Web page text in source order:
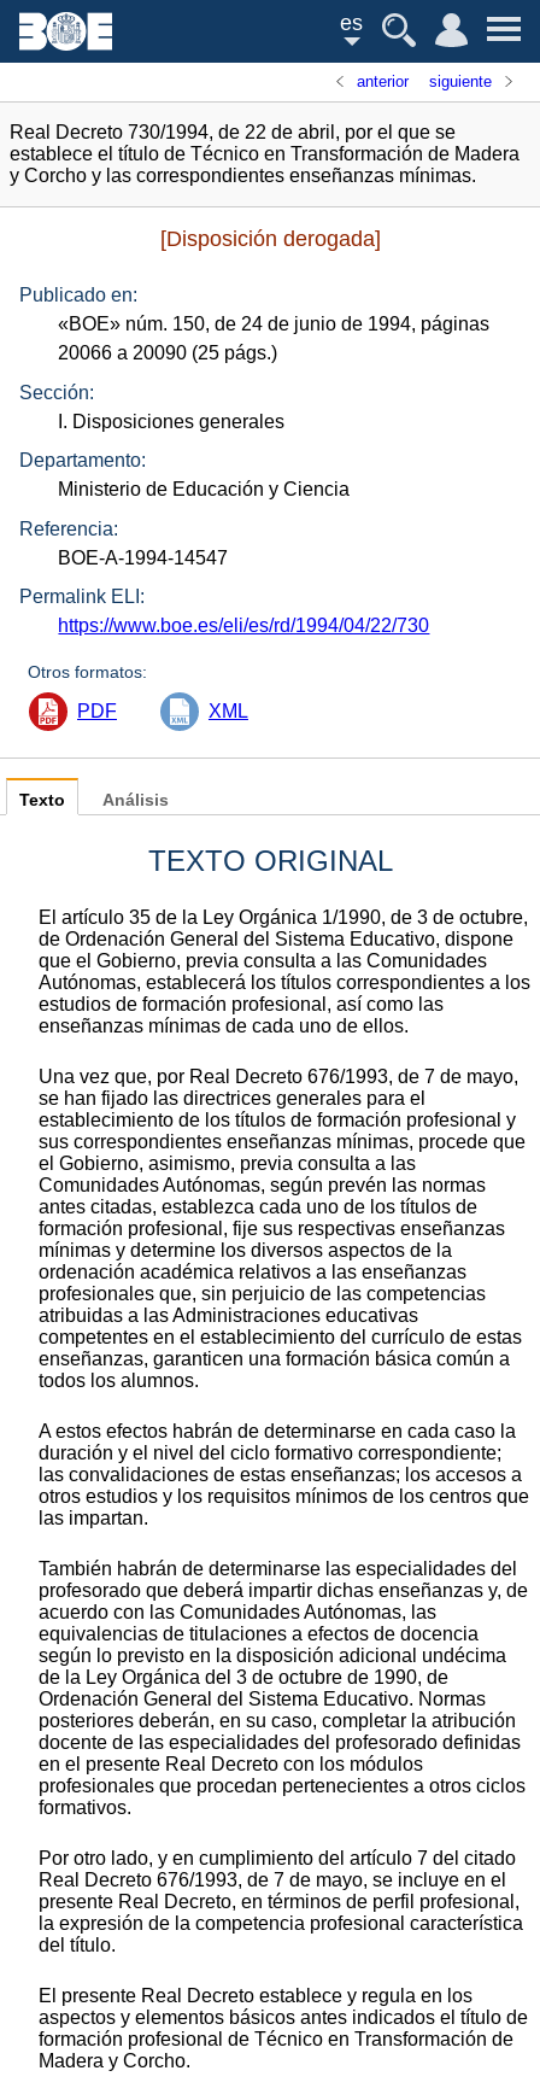
es
anterior siguiente
Real Decreto 730/1994, de 22 de abril, por el que se
establece el título de Técnico en Transformación de Madera
y Corcho y las correspondientes enseñanzas mínimas.
[Disposición derogada]
Publicado en:
«BOE» núm. 150, de 24 de junio de 1994, páginas
20066 a 20090 (25 págs.)
Sección:
I. Disposiciones generales
Departamento:
Ministerio de Educación y Ciencia
Referencia:
BOE-A-1994-14547
Permalink ELI:
https://www.boe.es/eli/es/rd/1994/04/22/730
Otros formatos:
PDF XML
Texto
TEXTO ORIGINAL
El artículo 35 de la Ley Orgánica 1/1990, de 3 de octubre,
de Ordenación General del Sistema Educativo, dispone
que el Gobierno, previa consulta a las Comunidades
Autónomas, establecerá los títulos correspondientes a los
estudios de formación profesional, así como las
enseñanzas mínimas de cada uno de ellos.
Una vez que, por Real Decreto 676/1993, de 7 de mayo,
se han fijado las directrices generales para el
establecimiento de los títulos de formación profesional y
sus correspondientes enseñanzas mínimas, procede que
el Gobierno, asimismo, previa consulta a las
Comunidades Autónomas, según prevén las normas
antes citadas, establezca cada uno de los títulos de
formación profesional, fije sus respectivas enseñanzas
mínimas y determine los diversos aspectos de la
ordenación académica relativos a las enseñanzas
profesionales que, sin perjuicio de las competencias
atribuidas a las Administraciones educativas
competentes en el establecimiento del currículo de estas
enseñanzas, garanticen una formación básica común a
todos los alumnos.
A estos efectos habrán de determinarse en cada caso la
duración y el nivel del ciclo formativo correspondiente;
las convalidaciones de estas enseñanzas; los accesos a
otros estudios y los requisitos mínimos de los centros que
las impartan.
También habrán de determinarse las especialidades del
profesorado que deberá impartir dichas enseñanzas y, de
acuerdo con las Comunidades Autónomas, las
equivalencias de titulaciones a efectos de docencia
según lo previsto en la disposición adicional undécima
de la Ley Orgánica del 3 de octubre de 1990, de
Ordenación General del Sistema Educativo. Normas
posteriores deberán, en su caso, completar la atribución
docente de las especialidades del profesorado definidas
en el presente Real Decreto con los módulos
profesionales que procedan pertenecientes a otros ciclos
formativos.
Por otro lado, y en cumplimiento del artículo 7 del citado
Real Decreto 676/1993, de 7 de mayo, se incluye en el
presente Real Decreto, en términos de perfil profesional,
la expresión de la competencia profesional característica
del título.
El presente Real Decreto establece y regula en los
aspectos y elementos básicos antes indicados el título de
formación profesional de Técnico en Transformación de
Madera y Corcho.
Análisis